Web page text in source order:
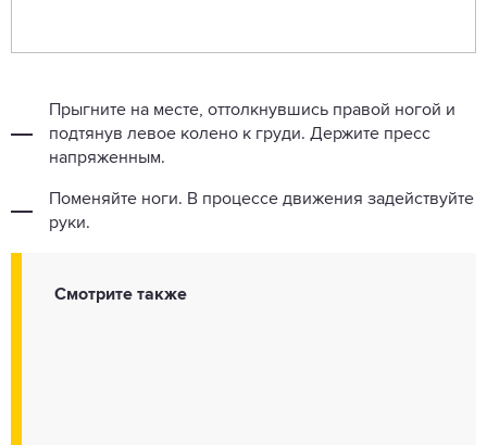
Прыгните на месте, оттолкнувшись правой ногой и
подтянув левое колено к груди. Держите пресс
напряженным.
Поменяйте ноги. В процессе движения задействуйте
руки.
Смотрите также